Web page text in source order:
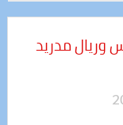
وريال مدريد